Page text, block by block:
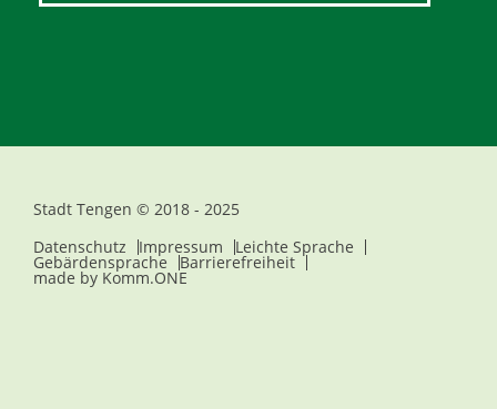
Stadt Tengen © 2018 - 2025
Datenschutz
Impressum Leichte Sprache
Gebärdensprache Barrierefreiheit
made by Komm.ONE